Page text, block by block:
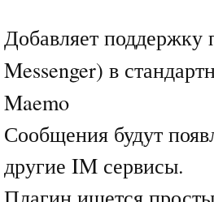
Добавляет поддержку
Messenger) в
Maemo
Сообщения будут
другие IM сервисы.